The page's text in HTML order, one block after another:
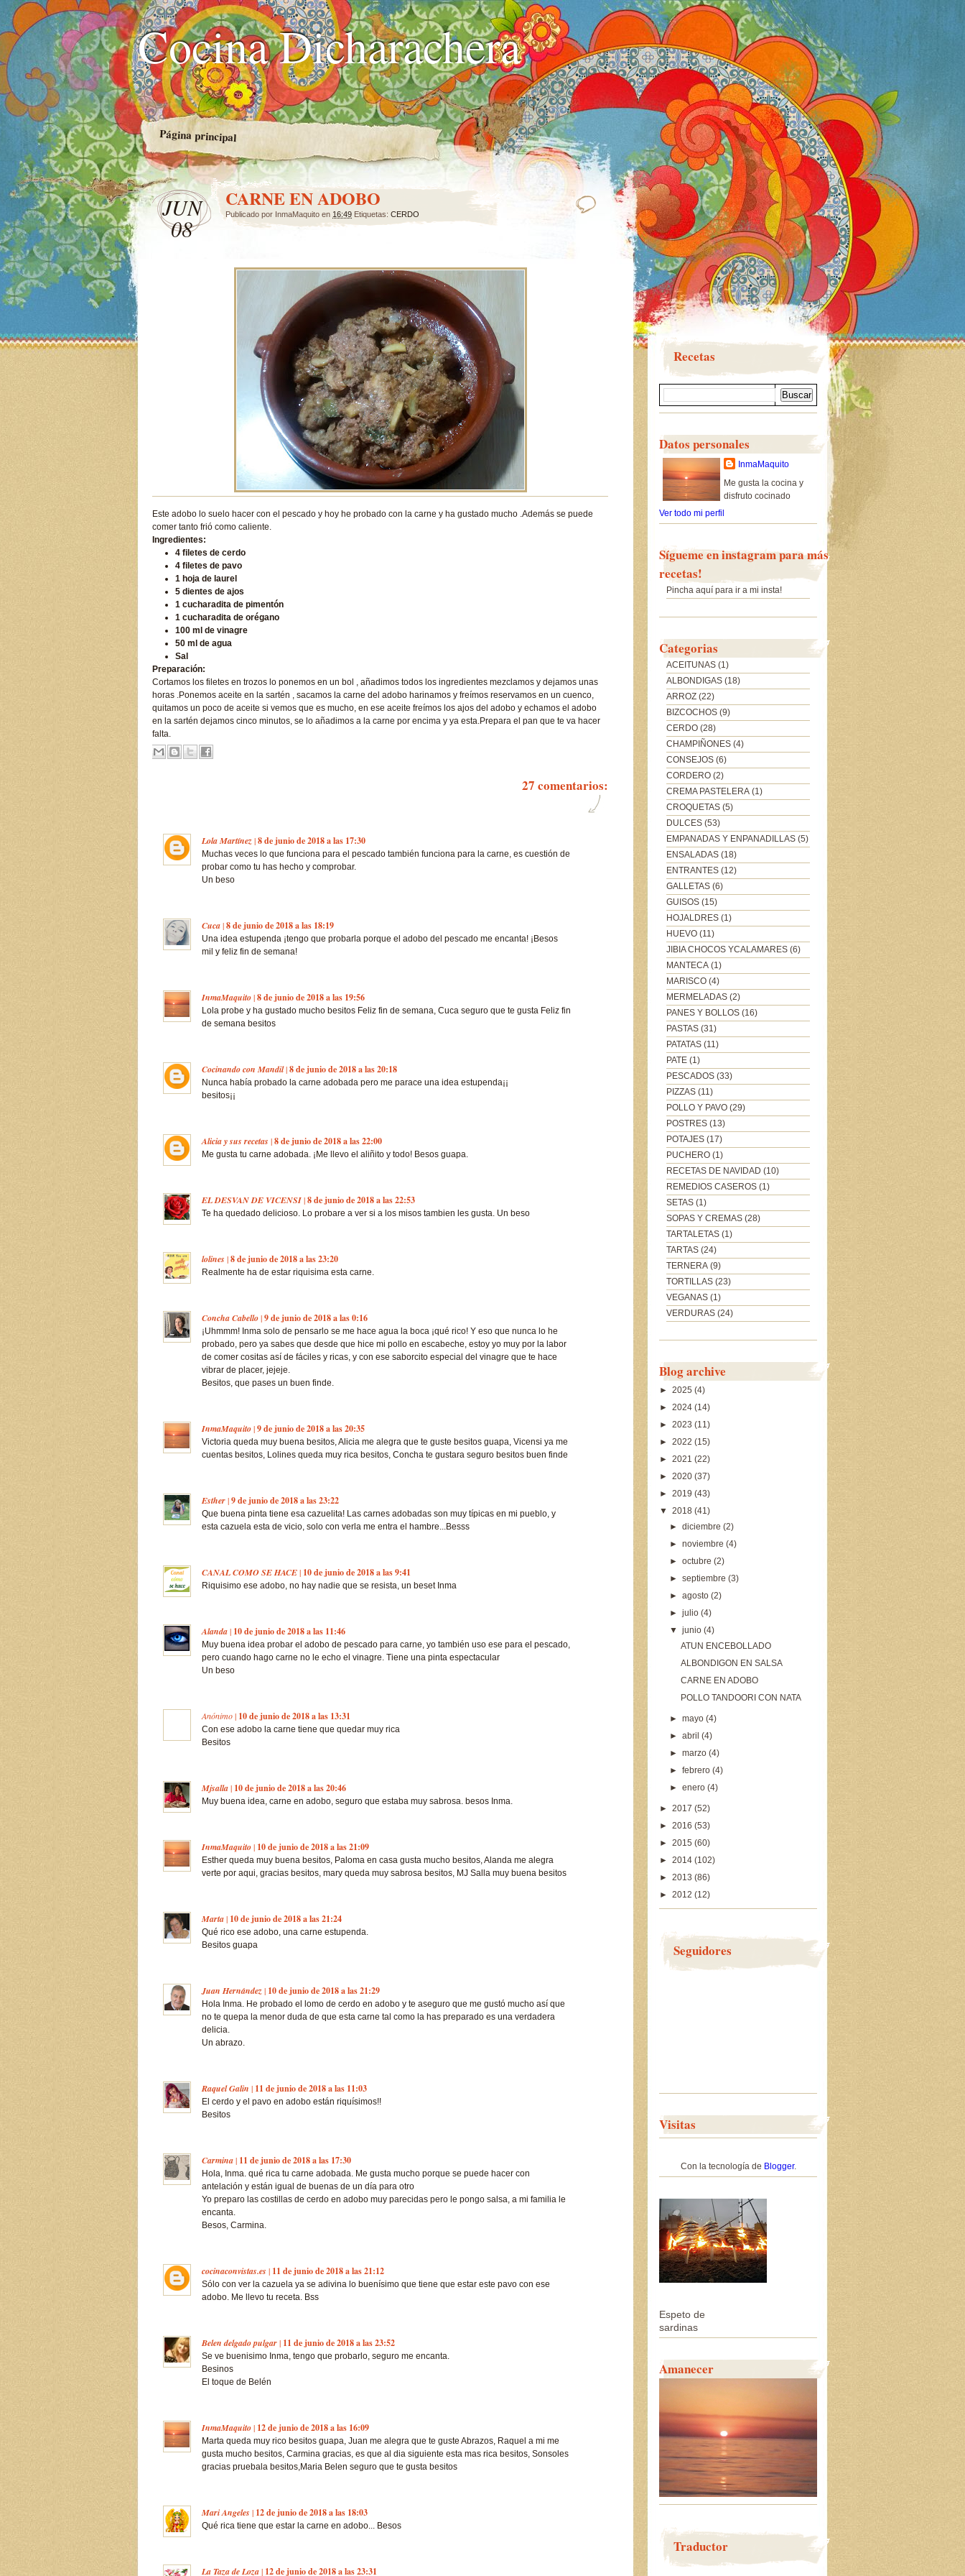
Cocina Dicharachera
Página principal
JUN
08
CARNE EN ADOBO
Publicado por InmaMaquito en 16:49 Etiquetas: CERDO
Este adobo lo suelo hacer con el pescado y hoy he probado con la carne y ha gustado mucho .Además se puede
comer tanto frió como caliente.
Ingredientes:
4 filetes de cerdo
4 filetes de pavo
1 hoja de laurel
5 dientes de ajos
1 cucharadita de pimentón
1 cucharadita de orégano
100 ml de vinagre
50 ml de agua
Sal
Preparación:
Cortamos los filetes en trozos lo ponemos en un bol , añadimos todos los ingredientes mezclamos y dejamos unas
horas .Ponemos aceite en la sartén , sacamos la carne del adobo harinamos y freímos reservamos en un cuenco,
quitamos un poco de aceite si vemos que es mucho, en ese aceite freímos los ajos del adobo y echamos el adobo
en la sartén dejamos cinco minutos, se lo añadimos a la carne por encima y ya esta.Prepara el pan que te va hacer
falta.
27 comentarios:
Lola Martínez|8 de junio de 2018 a las 17:30
Muchas veces lo que funciona para el pescado también funciona para la carne, es cuestión de
probar como tu has hecho y comprobar.
Un beso
Cuca|8 de junio de 2018 a las 18:19
Una idea estupenda ¡tengo que probarla porque el adobo del pescado me encanta! ¡Besos
mil y feliz fin de semana!
InmaMaquito|8 de junio de 2018 a las 19:56
Lola probe y ha gustado mucho besitos Feliz fin de semana, Cuca seguro que te gusta Feliz fin
de semana besitos
Cocinando con Mandil|8 de junio de 2018 a las 20:18
Nunca había probado la carne adobada pero me parace una idea estupenda¡¡
besitos¡¡
Alicia y sus recetas |8 de junio de 2018 a las 22:00
Me gusta tu carne adobada. ¡Me llevo el aliñito y todo! Besos guapa.
EL DESVAN DE VICENSI|8 de junio de 2018 a las 22:53
Te ha quedado delicioso. Lo probare a ver si a los misos tambien les gusta. Un beso
lolines |8 de junio de 2018 a las 23:20
Realmente ha de estar riquisima esta carne.
Concha Cabello|9 de junio de 2018 a las 0:16
¡Uhmmm! Inma solo de pensarlo se me hace agua la boca ¡qué rico! Y eso que nunca lo he
probado, pero ya sabes que desde que hice mi pollo en escabeche, estoy yo muy por la labor
de comer cositas así de fáciles y ricas, y con ese saborcito especial del vinagre que te hace
vibrar de placer, jejeje.
Besitos, que pases un buen finde.
InmaMaquito|9 de junio de 2018 a las 20:35
Victoria queda muy buena besitos, Alicia me alegra que te guste besitos guapa, Vicensi ya me
cuentas besitos, Lolines queda muy rica besitos, Concha te gustara seguro besitos buen finde
Esther|9 de junio de 2018 a las 23:22
Que buena pinta tiene esa cazuelita! Las carnes adobadas son muy típicas en mi pueblo, y
esta cazuela esta de vicio, solo con verla me entra el hambre...Besss
CANAL COMO SE HACE| 10 de junio de 2018 a las 9:41
Riquisimo ese adobo, no hay nadie que se resista, un beset Inma
Alanda| 10 de junio de 2018 a las 11:46
Muy buena idea probar el adobo de pescado para carne, yo también uso ese para el pescado,
pero cuando hago carne no le echo el vinagre. Tiene una pinta espectacular
Un beso
Anónimo| 10 de junio de 2018 a las 13:31
Con ese adobo la carne tiene que quedar muy rica
Besitos
Mjsalla| 10 de junio de 2018 a las 20:46
Muy buena idea, carne en adobo, seguro que estaba muy sabrosa. besos Inma.
InmaMaquito| 10 de junio de 2018 a las 21:09
Esther queda muy buena besitos, Paloma en casa gusta mucho besitos, Alanda me alegra
verte por aqui, gracias besitos, mary queda muy sabrosa besitos, MJ Salla muy buena besitos
Marta| 10 de junio de 2018 a las 21:24
Qué rico ese adobo, una carne estupenda.
Besitos guapa
Juan Hernández| 10 de junio de 2018 a las 21:29
Hola Inma. He probado el lomo de cerdo en adobo y te aseguro que me gustó mucho así que
no te quepa la menor duda de que esta carne tal como la has preparado es una verdadera
delicia.
Un abrazo.
Raquel Galin | 11 de junio de 2018 a las 11:03
El cerdo y el pavo en adobo están riquísimos!!
Besitos
Carmina| 11 de junio de 2018 a las 17:30
Hola, Inma. qué rica tu carne adobada. Me gusta mucho porque se puede hacer con
antelación y están igual de buenas de un día para otro
Yo preparo las costillas de cerdo en adobo muy parecidas pero le pongo salsa, a mi familia le
encanta.
Besos, Carmina.
cocinaconvistas.es | 11 de junio de 2018 a las 21:12
Sólo con ver la cazuela ya se adivina lo buenísimo que tiene que estar este pavo con ese
adobo. Me llevo tu receta. Bss
Belen delgado pulgar| 11 de junio de 2018 a las 23:52
Se ve buenisimo Inma, tengo que probarlo, seguro me encanta.
Besinos
El toque de Belén
InmaMaquito| 12 de junio de 2018 a las 16:09
Marta queda muy rico besitos guapa, Juan me alegra que te guste Abrazos, Raquel a mi me
gusta mucho besitos, Carmina gracias, es que al dia siguiente esta mas rica besitos, Sonsoles
gracias pruebala besitos,Maria Belen seguro que te gusta besitos
Mari Angeles | 12 de junio de 2018 a las 18:03
Qué rica tiene que estar la carne en adobo... Besos
La Taza de Loza| 12 de junio de 2018 a las 23:31
Recetas
Datos personales
InmaMaquito
Me gusta la cocina y
disfruto cocinado
Ver todo mi perfil
Sígueme en instagram para más
recetas!
Pincha aquí para ir a mi insta!
Categorias
ACEITUNAS (1)
ALBONDIGAS (18)
ARROZ (22)
BIZCOCHOS (9)
CERDO (28)
CHAMPIÑONES (4)
CONSEJOS (6)
CORDERO (2)
CREMA PASTELERA (1)
CROQUETAS (5)
DULCES (53)
EMPANADAS Y ENPANADILLAS (5)
ENSALADAS (18)
ENTRANTES (12)
GALLETAS (6)
GUISOS (15)
HOJALDRES (1)
HUEVO (11)
JIBIA CHOCOS YCALAMARES (6)
MANTECA (1)
MARISCO (4)
MERMELADAS (2)
PANES Y BOLLOS (16)
PASTAS (31)
PATATAS (11)
PATE (1)
PESCADOS (33)
PIZZAS (11)
POLLO Y PAVO (29)
POSTRES (13)
POTAJES (17)
PUCHERO (1)
RECETAS DE NAVIDAD (10)
REMEDIOS CASEROS (1)
SETAS (1)
SOPAS Y CREMAS (28)
TARTALETAS (1)
TARTAS (24)
TERNERA (9)
TORTILLAS (23)
VEGANAS (1)
VERDURAS (24)
Blog archive
► 2025 (4)
► 2024 (14)
► 2023 (11)
► 2022 (15)
► 2021 (22)
► 2020 (37)
► 2019 (43)
▼ 2018 (41)
►diciembre(2)
►noviembre(4)
►octubre(2)
►septiembre(3)
►agosto(2)
►julio(4)
▼junio(4)
ATUN ENCEBOLLADO
ALBONDIGON EN SALSA
CARNE EN ADOBO
POLLO TANDOORI CON NATA
►mayo(4)
►abril(4)
►marzo(4)
►febrero(4)
►enero(4)
► 2017 (52)
► 2016 (53)
► 2015 (60)
► 2014 (102)
► 2013 (86)
► 2012 (12)
Seguidores
Visitas
Con la tecnología de Blogger.
Espeto de
sardinas
Amanecer
Traductor